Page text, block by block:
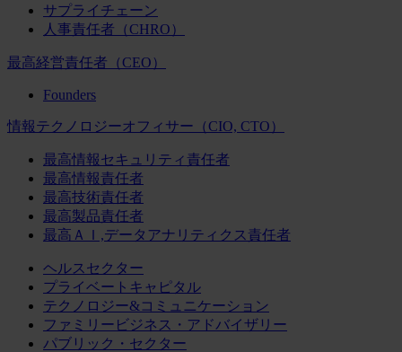
サプライチェーン
人事責任者（CHRO）
最高経営責任者（CEO）
Founders
情報テクノロジーオフィサー（CIO, CTO）
最高情報セキュリティ責任者
最高情報責任者
最高技術責任者
最高製品責任者
最高ＡＩ,データアナリティクス責任者
ヘルスセクター
プライベートキャピタル
テクノロジー&コミュニケーション
ファミリービジネス・アドバイザリー
パブリック・セクター